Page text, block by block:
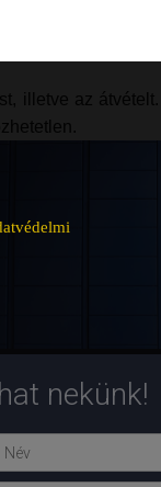
illetve az átvételt.
nekünk!